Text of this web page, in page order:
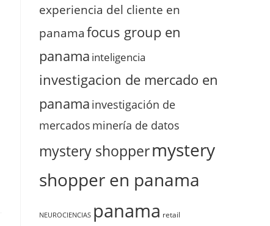
experiencia del cliente en
panamafocus group en
panama inteligencia
investigacion de mercado en
panama investigación de
mercados minería de datos
mystery shoppermystery
shopper en panama
NEUROCIENCIAS panama retail